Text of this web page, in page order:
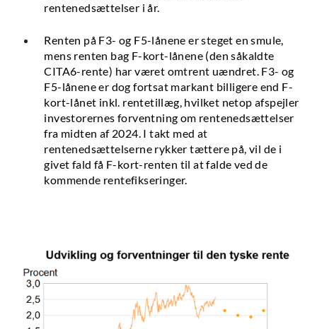
rentenedsættelser i år.
Renten på F3- og F5-lånene er steget en smule,
mens renten bag F-kort-lånene (den såkaldte
CITA6-rente) har været omtrent uændret. F3- og
F5-lånene er dog fortsat markant billigere end F-
kort-lånet inkl. rentetillæg, hvilket netop afspejler
investorernes forventning om rentenedsættelser
fra midten af 2024. I takt med at
rentenedsættelserne rykker tættere på, vil de i
givet fald få F-kort-renten til at falde ved de
kommende rentefikseringer.